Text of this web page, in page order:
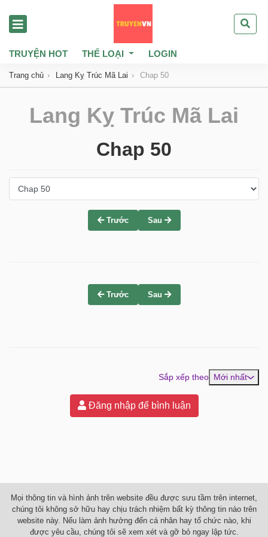
TRUYỆN HOT THỂ LOẠI LOGIN
Trang chủ Lang Kỵ Trúc Mã Lai Chap 50
Lang Kỵ Trúc Mã Lai
Chap 50
Trước Sau
Trước Sau
Sắp xếp theo Mới nhất
Đăng nhập để bình luận
Mọi thông tin và hình ảnh trên website đều được sưu tầm trên internet,
chúng tôi không sở hữu hay chịu trách nhiệm bất kỳ thông tin nào trên
website này. Nếu làm ảnh hưởng đến cá nhân hay tổ chức nào, khi
được yêu cầu, chúng tôi sẽ xem xét và gỡ bỏ ngay lập tức.